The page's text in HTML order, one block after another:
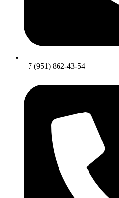
+7 (951) 862-43-54